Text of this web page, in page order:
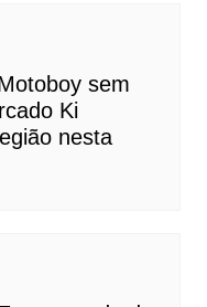
sem
Ki
nesta